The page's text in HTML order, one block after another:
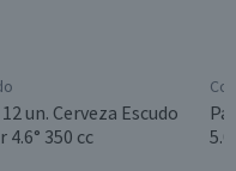
un. Cerveza Escudo
4.6° 350 cc